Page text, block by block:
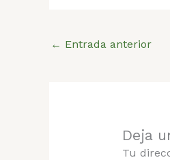
← Entrada anterior
Deja
Tu